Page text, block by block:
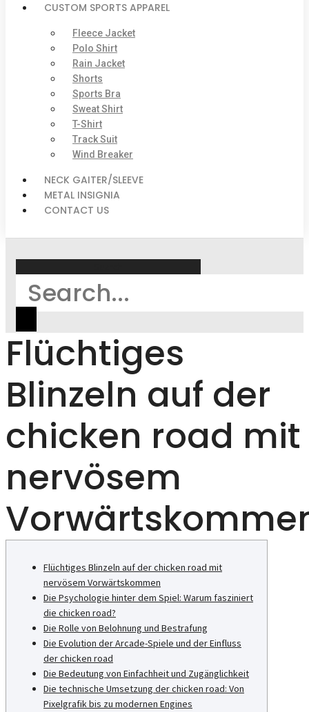
CUSTOM SPORTS APPAREL
Fleece Jacket
Polo Shirt
Rain Jacket
Shorts
Sports Bra
Sweat Shirt
T-Shirt
Track Suit
Wind Breaker
NECK GAITER/SLEEVE
METAL INSIGNIA
CONTACT US
Flüchtiges
Blinzeln auf der
chicken road mit
nervösem
Flüchtiges Blinzeln auf der chicken road mit
nervösem Vorwärtskommen
Die Psychologie hinter dem Spiel: Warum fasziniert
die chicken road?
Die Rolle von Belohnung und Bestrafung
Die Evolution der Arcade-Spiele und der Einfluss
der chicken road
Die Bedeutung von Einfachheit und Zugänglichkeit
Die technische Umsetzung der chicken road: Von
Pixelgrafik bis zu modernen Engines